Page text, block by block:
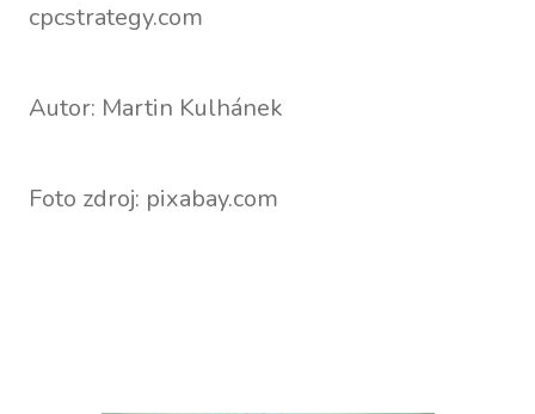
cpcstrategy.com
Autor: Martin Kulhánek
Foto zdroj: pixabay.com